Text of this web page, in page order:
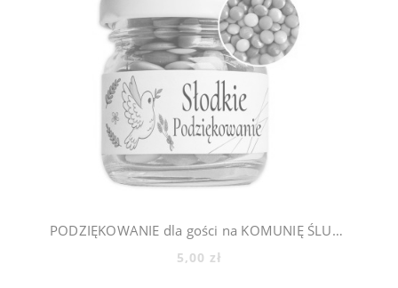
PODZIĘKOWANIE dla gości na KOMUNIĘ ŚLUB CHRZEST - mini słoiczki + cukierki lentilki, 500_4
5,00 zł